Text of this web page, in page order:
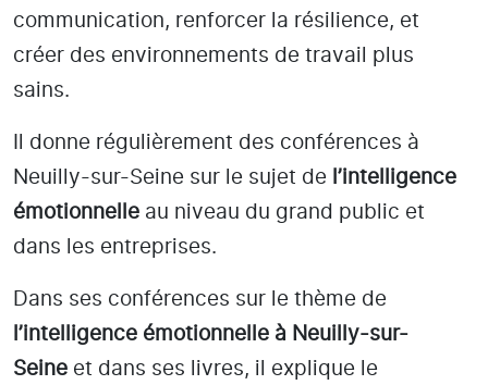
communication, renforcer la résilience, et
créer des environnements de travail plus
sains.
Il donne régulièrement des conférences à
Neuilly-sur-Seine sur le sujet de l’intelligence
émotionnelle au niveau du grand public et
dans les entreprises.
Dans ses conférences sur le thème de
l’intelligence émotionnelle à Neuilly-sur-
Seine et dans ses livres, il explique le